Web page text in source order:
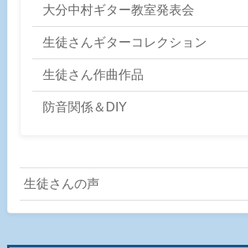
大分中村ギター教室発表会
生徒さんギターコレクション
生徒さん作曲作品
防音関係＆DIY
生徒さんの声